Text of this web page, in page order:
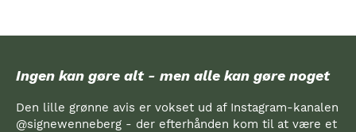
Ingen kan gøre alt - men alle kan gøre noget
Den lille grønne avis er vokset ud af Instagram-kanalen
@signewenneberg - der efterhånden kom til at være et